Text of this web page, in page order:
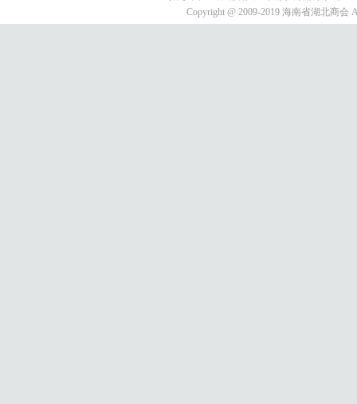
Copyright @ 2009-2019 海南省湖北商会